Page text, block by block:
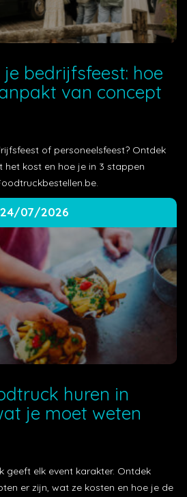
bedrijfsfeest: hoe
van concept
of personeelsfeest? Ontdek
het kost en hoe je in 3 stappen
24/07/2026
huren in
je moet weten
geeft elk event karakter. Ontdek
er zijn, wat ze kosten en hoe je de